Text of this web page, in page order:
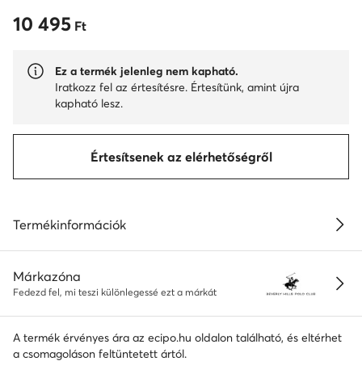
10 495 Ft
10 495 Ft
Ez a termék jelenleg nem kapható.
Iratkozz fel az értesítésre. Értesítünk, amint újra
kapható lesz.
Értesítsenek az elérhetőségről
Termékinformációk
Márkazóna
Fedezd fel, mi teszi különlegessé ezt a márkát
A termék érvényes ára az ecipo.hu oldalon található, és eltérhet
a csomagoláson feltüntetett ártól.